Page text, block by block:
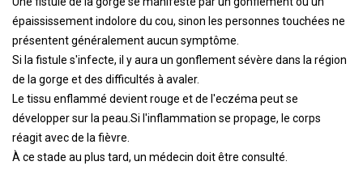
épaississement indolore du cou, sinon les personnes touchées ne
présentent généralement aucun symptôme.
Si la fistule s'infecte, il y aura un gonflement sévère dans la région
de la gorge et des difficultés à avaler.
Le tissu enflammé devient rouge et de l'eczéma peut se
développer sur la peau.Si l'inflammation se propage, le corps
réagit avec de la fièvre.
À ce stade au plus tard, un médecin doit être consulté.